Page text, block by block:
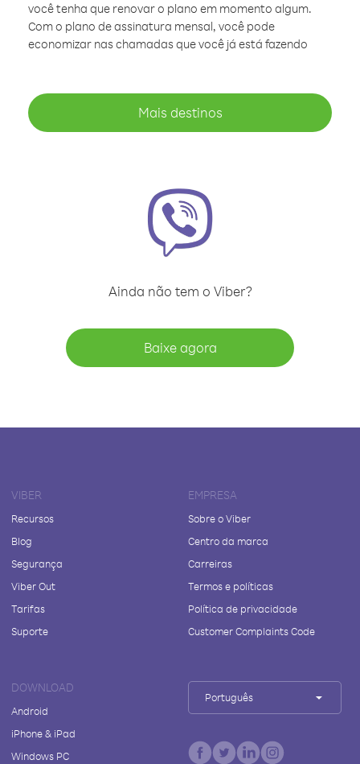
você tenha que renovar o plano em momento algum.
Com o plano de assinatura mensal, você pode
economizar nas chamadas que você já está fazendo
Mais destinos
Ainda não tem o Viber?
Baixe agora
VIBER
Recursos
Blog
Segurança
Viber Out
Tarifas
Suporte
EMPRESA
Sobre o Viber
Centro da marca
Carreiras
Termos e políticas
Política de privacidade
Customer Complaints Code
DOWNLOAD
Android
iPhone & iPad
Windows PC
Português